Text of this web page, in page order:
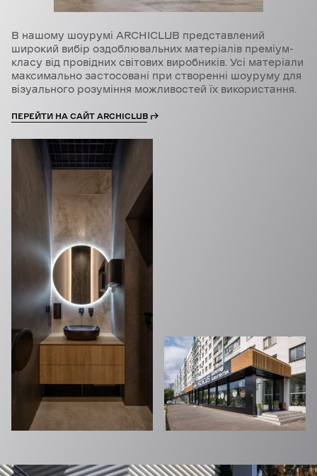
В нашому шоурумі ARCHICLUB представлений
широкий вибір оздоблювальних матеріалів преміум-
класу від провідних світових виробників. Усі матеріали
максимально застосовані при створенні шоуруму для
візуального розуміння можливостей їх використання.
ПЕРЕЙТИ НА САЙТ ARCHICLUB